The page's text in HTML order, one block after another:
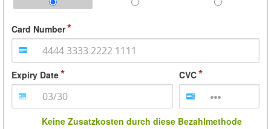
Card Number
Expiry Date CVC
Keine Zusatzkosten durch diese Bezahlmethode